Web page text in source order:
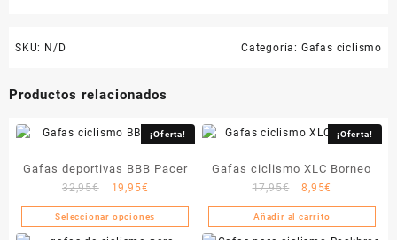
SKU: N/D Categoría: Gafas ciclismo
Productos relacionados
¡Oferta!
Gafas deportivas BBB Pacer
32,95€
El
precio
original
19,95€
precio
actual
Seleccionar opciones
Este
¡Oferta!
Gafas ciclismo XLC Borneo
17,95€
El
precio
original
8,95€
precio
actual
Añadir al carrito